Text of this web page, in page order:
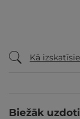
Kā
Biežāk